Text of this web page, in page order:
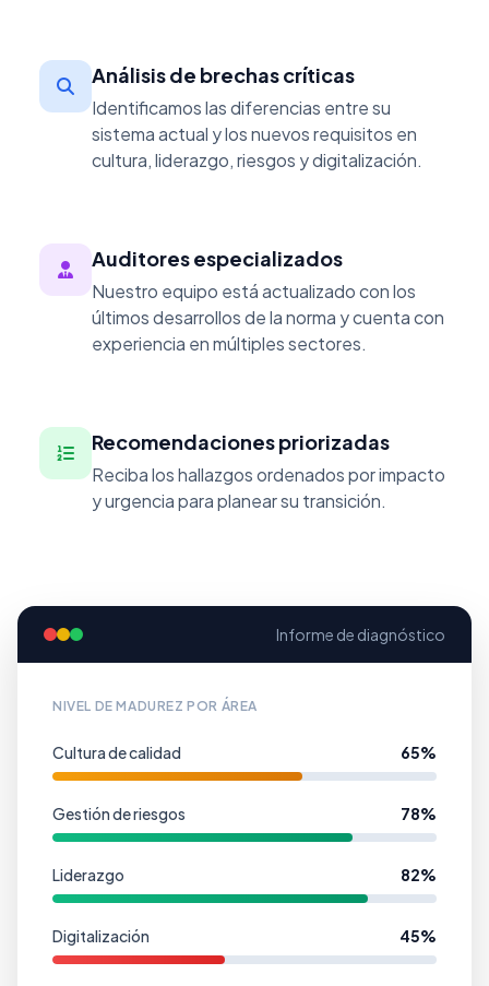
Análisis de brechas críticas
Identificamos las diferencias entre su
sistema actual y los nuevos requisitos en
cultura, liderazgo, riesgos y digitalización.
Auditores especializados
Nuestro equipo está actualizado con los
últimos desarrollos de la norma y cuenta con
experiencia en múltiples sectores.
Recomendaciones priorizadas
Reciba los hallazgos ordenados por impacto
y urgencia para planear su transición.
Informe de diagnóstico
NIVEL DE MADUREZ POR ÁREA
Cultura de calidad 65%
Gestión de riesgos 78%
Liderazgo 82%
Digitalización 45%